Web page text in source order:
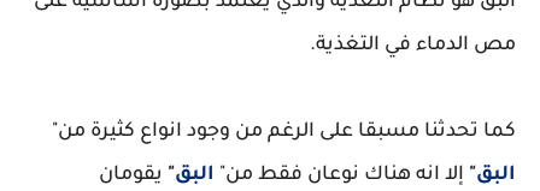
مص الدماء في التغذية.
كما تحدثنا مسبقا على الرغم من وجود انواع كثيرة من"
البق" إلا انه هناك نوعان فقط من" البق" يقومان